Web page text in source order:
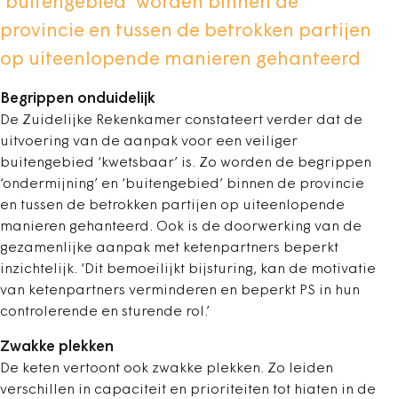
provincie en tussen de betrokken partijen
op uiteenlopende manieren gehanteerd
Begrippen onduidelijk
De Zuidelijke Rekenkamer constateert verder dat de
uitvoering van de aanpak voor een veiliger
buitengebied ‘kwetsbaar’ is. Zo worden de begrippen
‘ondermijning’ en ‘buitengebied’ binnen de provincie
en tussen de betrokken partijen op uiteenlopende
manieren gehanteerd. Ook is de doorwerking van de
gezamenlijke aanpak met ketenpartners beperkt
inzichtelijk. ‘Dit bemoeilijkt bijsturing, kan de motivatie
van ketenpartners verminderen en beperkt PS in hun
controlerende en sturende rol.’
Zwakke plekken
De keten vertoont ook zwakke plekken. Zo leiden
verschillen in capaciteit en prioriteiten tot hiaten in de